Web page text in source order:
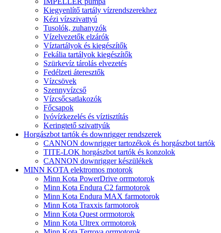
Kiegyenlítő tartály vízrendszerekhez
Kézi vízszivattyú
Tusolók, zuhanyzók
Vízelvezetők elzárók
Víztartályok és kiegészítők
Fekália tartályok kiegészítők
Szürkevíz tárolás elvezetés
Fedélzeti áteresztők
Vízcsövek
Szennyvízcső
Vízcsőcsatlakozók
Főcsapok
Ivóvízkezelés és víztisztítás
Keringtető szivattyúk
Horgászbot tartók és downrigger rendszerek
CANNON downrigger tartozékok és horgászbot tartók
TITE-LOK horgászbot tartók és konzolok
CANNON downrigger készülékek
MINN KOTA elektromos motorok
Minn Kota PowerDrive orrmotorok
Minn Kota Endura C2 farmotorok
Minn Kota Endura MAX farmotorok
Minn Kota Traxxis farmotorok
Minn Kota Quest orrmotorok
Minn Kota Ultrex orrmotorok